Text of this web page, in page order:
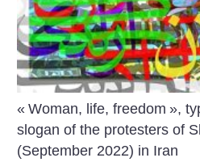
« Woman, life, freedom »,
slogan of the protesters of
(September 2022) in Iran